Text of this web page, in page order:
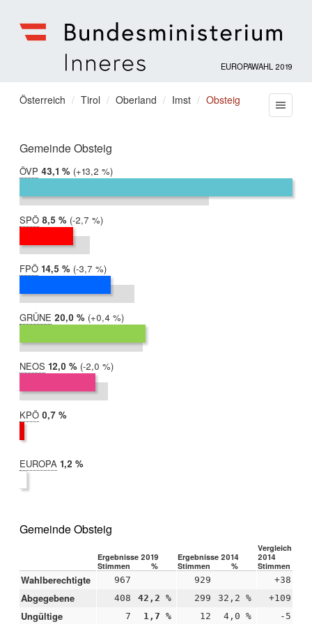
für
Inneres
EUROPAWAHL 2019
Sie
hier:
Österreich Tirol Oberland Imst Obsteig
Gemeinde Obsteig
ÖVP 2019:
43,1 %
2014:
30,0 %
Differenz:
+13,2 %
SPÖ 2019:
8,5 %
2014:
11,1 %
Differenz:
-2,7 %
FPÖ 2019:
14,5 %
2014:
18,1 %
Differenz:
-3,7 %
GRÜNE 2019:
20,0 %
2014:
19,5 %
Differenz:
+0,4 %
NEOS 2019:
12,0 %
2014:
13,9 %
Differenz:
-2,0 %
KPÖ 2019:
0,7 %
EUROPA 2019:
1,2 %
Gemeinde Obsteig
Ergebnisse 2019 Ergebnisse 2014
Vergleich
2014
Stimmen
% Stimmen % Stimmen
Wahlberechtigte 967 929 +38
Abgegebene 408 42,2 % 299 32,2 % +109
Ungültige 7 1,7 % 12 4,0 % -5